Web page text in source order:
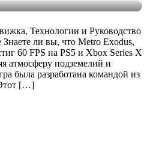
Технологии и Руководство
Знаете ли вы, что Metro Exodus,
60 FPS на PS5 и Xbox Series X
атмосферу подземелий и
была разработана командой из
Этот […]